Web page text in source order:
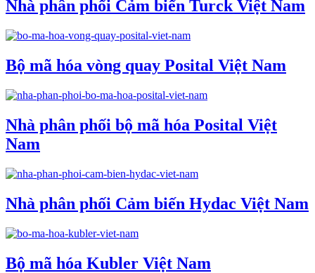
Nhà phân phối Cảm biến Turck Việt Nam
Bộ mã hóa vòng quay Posital Việt Nam
Nhà phân phối bộ mã hóa Posital Việt
Nam
Nhà phân phối Cảm biến Hydac Việt Nam
Bộ mã hóa Kubler Việt Nam